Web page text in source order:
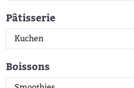
Pâtisserie
Kuchen
Boissons